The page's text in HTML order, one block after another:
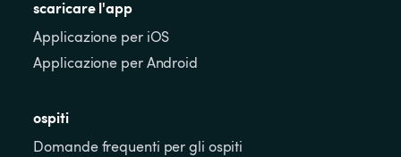
scaricare l'app
Applicazione per iOS
Applicazione per Android
ospiti
Domande frequenti per gli ospiti